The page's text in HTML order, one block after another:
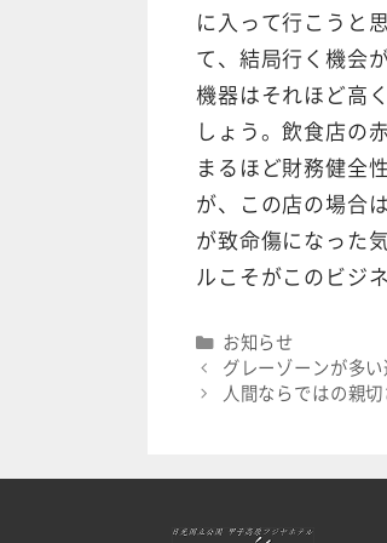
に入って行こうと
て、結局行く機会
機器はそれほど高
しょう。飲食店の
まるほど財務健全
が、この店の場合
が致命傷になった
ルこそがこのビジ
Categories
お知らせ
グレーゾーンが多
人間ならではの親切